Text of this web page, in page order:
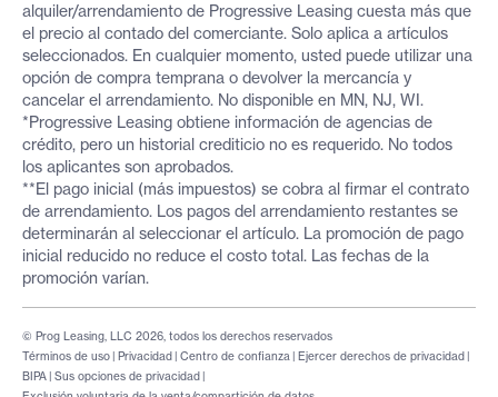
alquiler/arrendamiento de Progressive Leasing cuesta más que
el precio al contado del comerciante. Solo aplica a artículos
seleccionados. En cualquier momento, usted puede utilizar una
opción de compra temprana o devolver la mercancía y
cancelar el arrendamiento. No disponible en MN, NJ, WI.
*Progressive Leasing obtiene información de agencias de
crédito, pero un historial crediticio no es requerido. No todos
los aplicantes son aprobados.
**El pago inicial (más impuestos) se cobra al firmar el contrato
de arrendamiento. Los pagos del arrendamiento restantes se
determinarán al seleccionar el artículo. La promoción de pago
inicial reducido no reduce el costo total. Las fechas de la
promoción varían.
Términos de uso | Privacidad | Centro de confianza | Ejercer derechos de privacidad |
BIPA | Sus opciones de privacidad |
© Prog Leasing, LLC 2026, todos los derechos reservados